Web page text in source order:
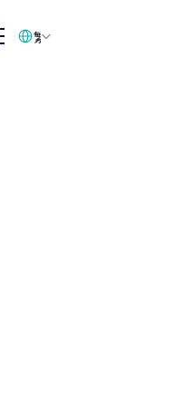
繁体中文